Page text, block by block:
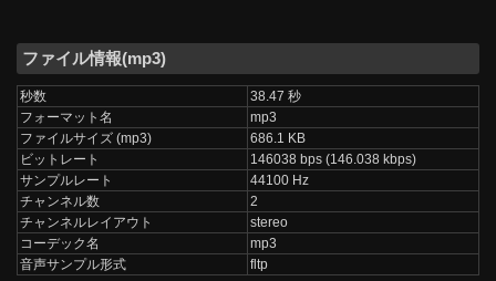
ファイル情報(mp3)
秒数
38.47 秒
フォーマット名
mp3
ファイルサイズ (mp3)
686.1 KB
ビットレート
146038 bps (146.038 kbps)
サンプルレート
44100 Hz
チャンネル数
2
チャンネルレイアウト
stereo
コーデック名
mp3
音声サンプル形式
fltp